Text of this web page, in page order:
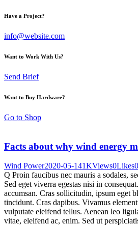
Have a Project?
info@website.com
Want to Work With Us?
Send Brief
Want to Buy Hardware?
Go to Shop
Facts about why wind energy
Wind Power2020-05-141KViews0Likes0
Q Proin faucibus nec mauris a sodales,
Sed eget viverra egestas nisi in
accumsan. Cras sollicitudin, ipsum eget
tincidunt. Cras dapibus. Vivamus
vulputate eleifend tellus. Aenean leo
vitae, eleifend ac, enim. Sed ut